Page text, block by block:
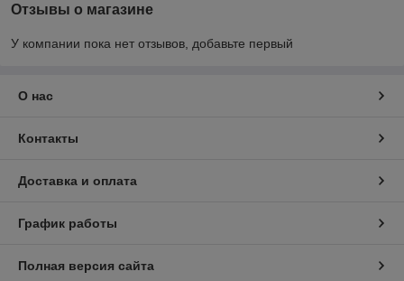
Отзывы о магазине
У компании пока нет отзывов, добавьте первый
О нас
Контакты
Доставка и оплата
График работы
Полная версия сайта